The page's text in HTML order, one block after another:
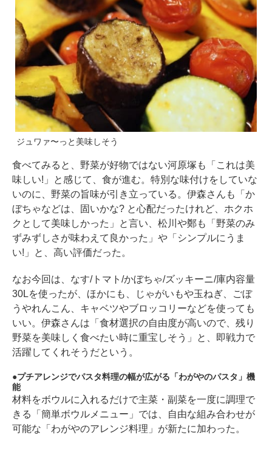
ジュワァ〜っと美味しそう
食べてみると、野菜が好物ではない河原塚も「これは美
味しい!」と感じて、食が進む。特別な味付けをしていな
いのに、野菜の旨味が引き立っている。伊森さんも「か
ぼちゃなどは、固いかな? と心配だったけれど、ホクホ
クとして美味しかった」と言い、松川や鄭も「野菜のみ
ずみずしさが味わえて良かった」や「シンプルにうま
い!」と、高い評価だった。
なお今回は、なす/トマト/かぼちゃ/ズッキーニ/庫内容量
30Lを使ったが、ほかにも、じゃがいもや玉ねぎ、ごぼ
うやれんこん、キャベツやブロッコリーなどを使っても
いい。伊森さんは「食材選択の自由度が高いので、残り
野菜を美味しく食べたい時に重宝しそう」と、即戦力で
活躍してくれそうだという。
プチアレンジでパスタ料理の幅が広がる「わがやのパスタ」機
能
材料をボウルに入れるだけで主菜・副菜を一度に調理で
きる「簡単ボウルメニュー」では、自由な組み合わせが
可能な「わがやのアレンジ料理」が新たに加わった。